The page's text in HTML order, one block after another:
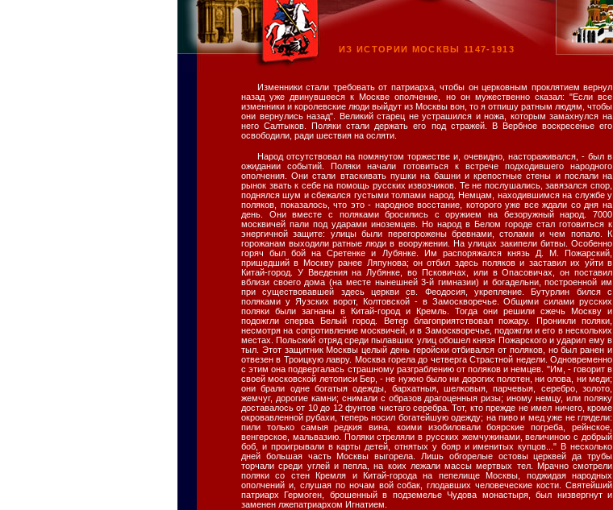
ИЗ ИСТОРИИ МОСКВЫ 1147-1913
Изменники стали требовать от патриарха, чтобы он церковным проклятием вернул
назад уже двинувшееся к Москве ополчение, но он мужественно сказал: "Если все
изменники и королевские люди выйдут из Москвы вон, то я отпишу ратным людям, чтобы
они вернулись назад". Великий старец не устрашился и ножа, которым замахнулся на
него Салтыков. Поляки стали держать его под стражей. В Вербное воскресенье его
освободили, ради шествия на осляти.
Народ отсутствовал на помянутом торжестве и, очевидно, настораживался, - был в
ожидании событий. Поляки начали готовиться к встрече подходившего народного
ополчения. Они стали втаскивать пушки на башни и крепостные стены и послали на
рынок звать к себе на помощь русских извозчиков. Те не послушались, завязался спор,
поднялся шум и сбежался густыми толпами народ. Немцам, находившимся на службе у
поляков, показалось, что это - народное восстание, которого уже все ждали со дня на
день. Они вместе с поляками бросились с оружием на безоружный народ. 7000
москвичей пали под ударами иноземцев. Но народ в Белом городе стал готовиться к
энергичной защите: улицы были перегорожены бревнами, столами и чем попало. К
горожанам выходили ратные люди в вооружении. На улицах закипели битвы. Особенно
горяч был бой на Сретенке и Лубянке. Им распоряжался князь Д. М. Пожарский,
пришедший в Москву ранее Ляпунова; он отбил здесь поляков и заставил их уйти в
Китай-город. У Введения на Лубянке, во Псковичах, или в Опасовичах, он поставил
вблизи своего дома (на месте нынешней 3-й гимназии) и богадельни, построенной им
при существовавшей здесь церкви св. Феодосия, укрепление. Бутурлин бился с
поляками у Яузских ворот, Колтовской - в Замоскворечье. Общими силами русских
поляки были загнаны в Китай-город и Кремль. Тогда они решили сжечь Москву и
подожгли сперва Белый город. Ветер благоприятствовал пожару. Проникли поляки,
несмотря на сопротивление москвичей, и в Замоскворечье, подожгли и его в нескольких
местах. Польский отряд среди пылавших улиц обошел князя Пожарского и ударил ему в
тыл. Этот защитник Москвы целый день геройски отбивался от поляков, но был ранен и
отвезен в Троицкую лавру. Москва горела до четверга Страстной недели. Одновременно
с этим она подвергалась страшному разграблению от поляков и немцев. "Им, - говорит в
своей московской летописи Бер, - не нужно было ни дорогих полотен, ни олова, ни меди;
они брали одне богатыя одежды, бархатныя, шелковыя, парчевыя, серебро, золото,
жемчуг, дорогие камни; снимали с образов драгоценныя ризы; иному немцу, или поляку
доставалось от 10 до 12 фунтов чистаго серебра. Тот, кто прежде не имел ничего, кроме
окровавленной рубахи, теперь носил богатейшую одежду; на пиво и мед уже не глядели:
пили только самыя редкия вина, коими изобиловали боярские погреба, рейнское,
венгерское, мальвазию. Поляки стреляли в русских жемчужинами, величиною с добрый
боб, и проигрывали в карты детей, отнятых у бояр и именитых купцов..." В несколько
дней большая часть Москвы выгорела. Лишь обгорелые остовы церквей да трубы
торчали среди углей и пепла, на коих лежали массы мертвых тел. Мрачно смотрели
поляки со стен Кремля и Китай-города на пепелище Москвы, поджидая народных
ополчений и, слушая по ночам вой собак, глодавших человеческие кости. Святейший
патриарх Гермоген, брошенный в подземелье Чудова монастыря, был низвергнут и
заменен лжепатриархом Игнатием.